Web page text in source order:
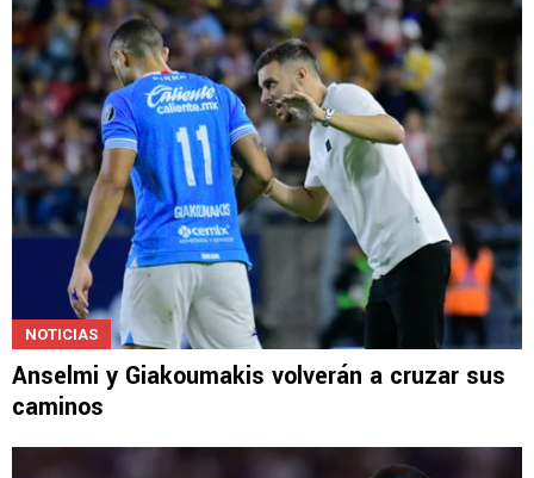
NOTICIAS
Anselmi y Giakoumakis volverán a cruzar sus
caminos